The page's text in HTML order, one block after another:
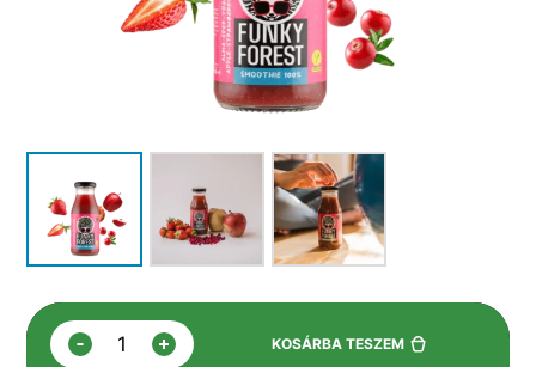
-
Funky
+ KOSÁRBA TESZEM